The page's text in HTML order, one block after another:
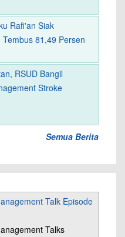
Rafi'an Siak
81,49 Persen
RSUD Bangil
Stroke
Semua Berita
Talk Episode
Talks